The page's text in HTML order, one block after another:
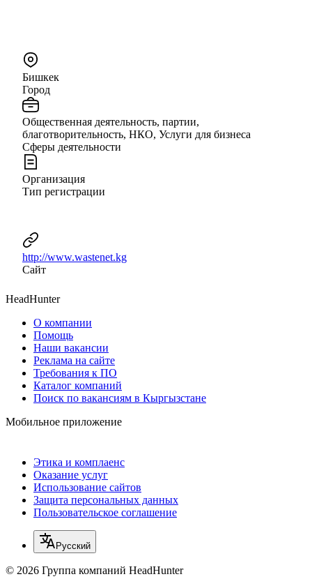
Бишкек
Город
Общественная деятельность, партии,
благотворительность, НКО, Услуги для бизнеса
Сферы деятельности
Организация
Тип регистрации
http://www.wastenet.kg
Сайт
HeadHunter
О компании
Помощь
Наши вакансии
Реклама на сайте
Требования к ПО
Каталог компаний
Поиск по вакансиям в Кыргызстане
Мобильное приложение
Этика и комплаенс
Оказание услуг
Использование сайтов
Защита персональных данных
Пользовательское соглашение
Русский
© 2026 Группа компаний HeadHunter